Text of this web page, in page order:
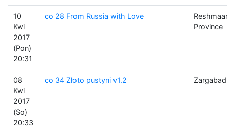
10
Kwi
2017
(Pon)
20:31
co 28 From Russia with Love
Province
08
Kwi
2017
(So)
20:33
co 34 Złoto pustyni v1.2 Zargabad